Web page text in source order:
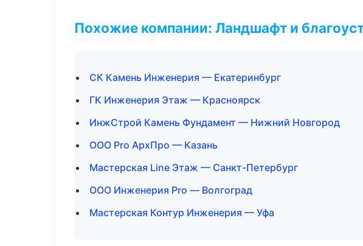
Похожие компании: Ландшафт и
СК Камень Инженерия — Екатеринбург
ГК Инженерия Этаж — Красноярск
ИнжСтрой Камень Фундамент — Нижний Новгород
ООО Pro АрхПро — Казань
Мастерская Line Этаж — Санкт-Петербург
ООО Инженерия Pro — Волгоград
Мастерская Контур Инженерия — Уфа